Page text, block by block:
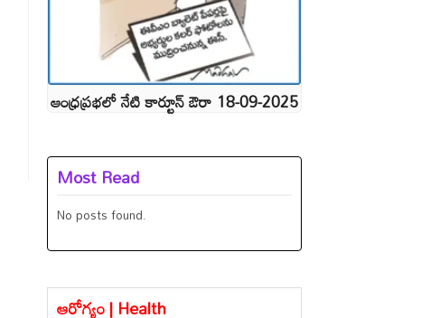
ఆంధ్రప్రభలో నేటి కార్టూన్ ఔరా 18-09-2025
Most Read
No posts found.
ఆరోగ్యం | Health